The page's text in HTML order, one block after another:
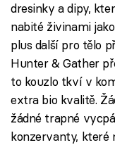
dresinky a dipy,
nabité živinami
plus další pro tělo
Hunter & Gather
to kouzlo tkví v
extra bio kvalitě.
žádné trapné
konzervanty, které